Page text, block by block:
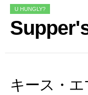
U HUNGLY?
キース・